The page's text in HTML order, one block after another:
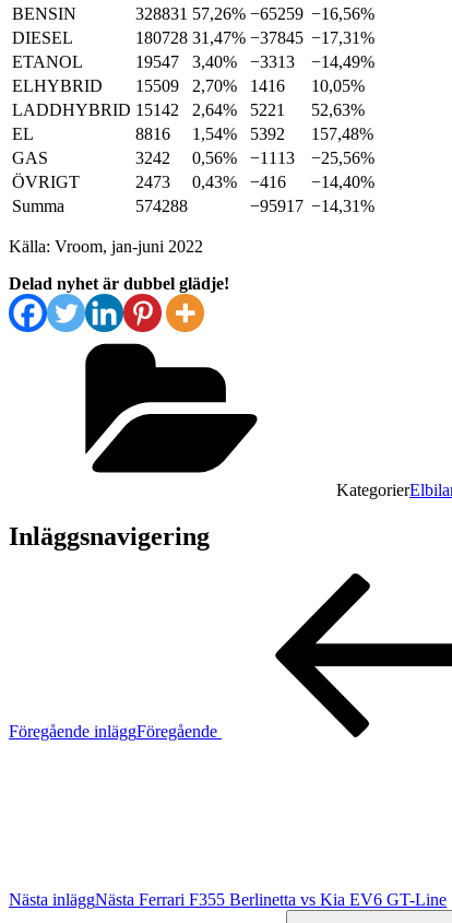
BENSIN
328831 57,26% −65259 −16,56%
DIESEL
180728 31,47% −37845 −17,31%
ETANOL
19547 3,40% −3313
−14,49%
ELHYBRID
15509 2,70% 1416
10,05%
LADDHYBRID 15142 2,64% 5221
52,63%
EL
8816 1,54% 5392
157,48%
GAS
3242 0,56% −1113
−25,56%
ÖVRIGT
2473 0,43% −416
−14,40%
Summa
574288 −95917 −14,31%
Källa: Vroom, jan-juni 2022
Delad nyhet är dubbel glädje!
Kategorier
Inläggsnavigering
Föregående inläggFöregående
Nästa inläggNästa Ferrari F355 Berlinetta vs Kia EV6 GT-Line